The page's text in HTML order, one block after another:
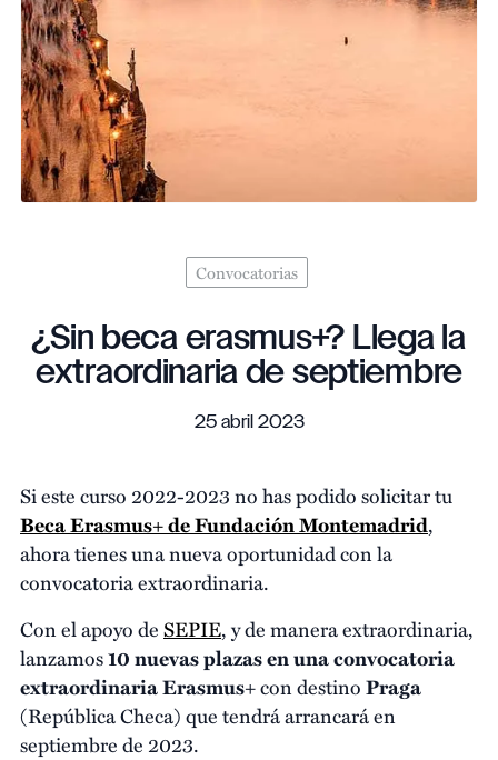
Convocatorias
¿Sin beca erasmus+? Llega la
extraordinaria de septiembre
25 abril 2023
Si este curso 2022-2023 no has podido solicitar tu
Beca Erasmus+ de Fundación Montemadrid,
ahora tienes una nueva oportunidad con la
convocatoria extraordinaria.
Con el apoyo deSEPIE, y de manera extraordinaria,
lanzamos10 nuevas plazas en una convocatoria
extraordinaria Erasmus+con destinoPraga
(República Checa) que tendrá arrancará en
septiembre de 2023.